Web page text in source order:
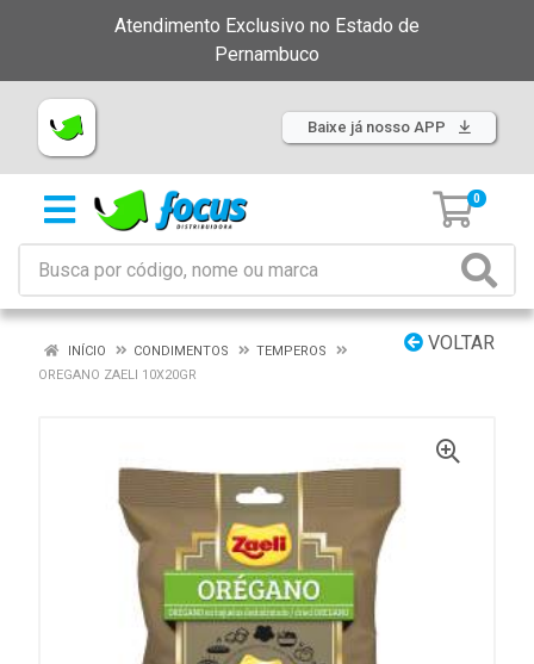
Atendimento Exclusivo no Estado de
Pernambuco
Baixe já nosso APP
0
VOLTAR
INÍCIO CONDIMENTOS
TEMPEROS
OREGANO ZAELI 10X20GR